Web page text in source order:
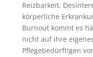
Reizbarkeit,
körperliche
Burnout kommt es
nicht auf ihre
Pflegebedürftigen